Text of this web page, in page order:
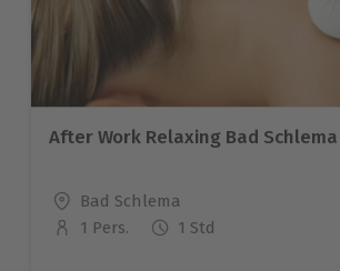
After Work Relaxing Bad Schlema
Standort
Bad Schlema
Anzahl der Teilnehmer
1 Pers. 1 Std